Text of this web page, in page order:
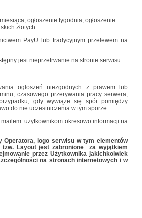
ogłoszenie tygodnia, ogłoszenie
złotych.
PayU lub tradycyjnym przelewem na
jest nieprzetrwanie na stronie serwisu
ogłoszeń niezgodnych z prawem lub
czasowego przerywania pracy serwera,
gdy wywiąże się spór pomiędzy
do nie uczestniczenia w tym sporze.
użytkownikom okresowo informacji na
Operatora, logo serwisu w tym elementów
Layout jest zabronione za wyjątkiem
przez Użytkownika jakichkolwiek
na stronach internetowych i w